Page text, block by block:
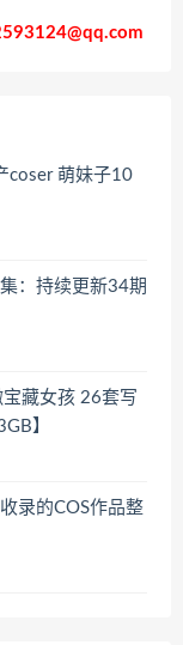
coser 萌妹子10
：持续更新34期
藏女孩 26套写
】
录的COS作品整